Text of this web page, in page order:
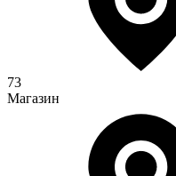
73
Магазин